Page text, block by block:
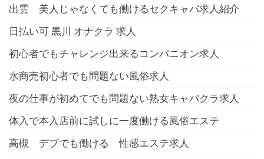
出雲 美人じゃなくても働けるセクキャバ求人紹介
日払い可 黒川 オナクラ 求人
初心者でもチャレンジ出来るコンパニオン求人
水商売初心者でも問題ない風俗求人
夜の仕事が初めてでも問題ない熟女キャバクラ求人
体入で本入店前に試しに一度働ける風俗エステ
高槻 デブでも働ける 性感エステ求人